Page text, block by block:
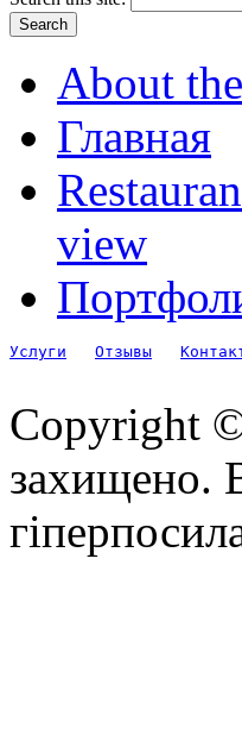
About
Главная
view
Услуги Отзывы
Copyright
захищено.